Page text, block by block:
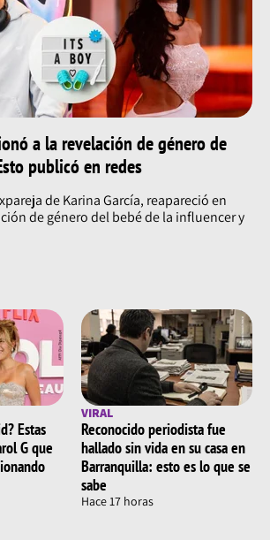
a la revelación de género de
publicó en redes
de Karina García, reapareció en
de género del bebé de la influencer y
Estas
G que
VIRAL
Reconocido periodista fue
hallado sin vida en su casa en
Barranquilla: esto es lo que se
sabe
Hace 17 horas